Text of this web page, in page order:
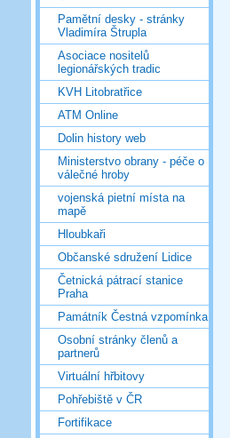
Pamětní desky - stránky
Vladimíra Štrupla
Asociace nositelů
legionářských tradic
KVH Litobratřice
ATM Online
Dolin history web
Ministerstvo obrany - péče o
válečné hroby
vojenská pietní místa na
mapě
Hloubkaři
Občanské sdružení Lidice
Četnická pátrací stanice
Praha
Památník Čestná vzpomínka
Osobní stránky členů a
partnerů
Virtuální hřbitovy
Pohřebiště v ČR
Fortifikace